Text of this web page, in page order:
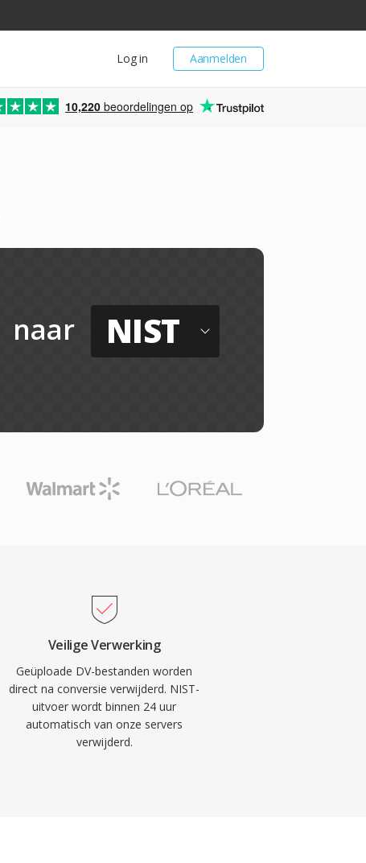
Aanmelden
Log in
10,220 beoordelingen op
naar NIST
Veilige Verwerking
Geüploade DV-bestanden worden
direct na conversie verwijderd. NIST-
uitvoer wordt binnen 24 uur
automatisch van onze servers
verwijderd.